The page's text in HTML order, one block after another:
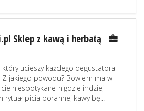
Sklep z kawą i herbatą
ucieszy każdego degustatora
Z jakiego powodu? Bowiem ma w
niespotykane nigdzie indziej
rytuał picia porannej kawy bę...